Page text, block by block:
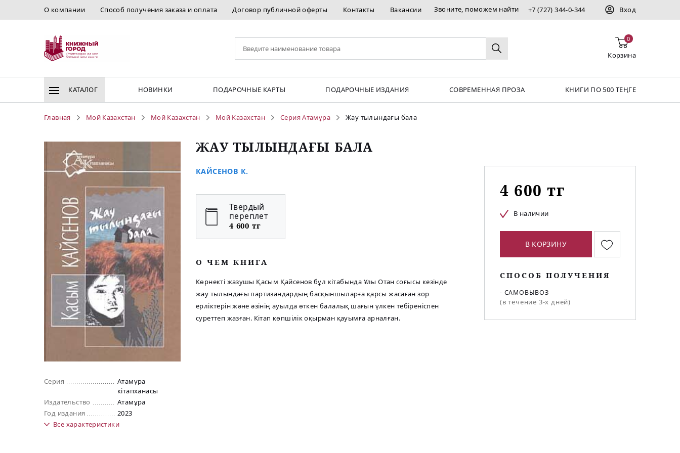
О компании Способ получения заказа и оплата Договор публичной оферты Контакты Вакансии Звоните, поможем найти +7 (727) 344-0-344 Вход
0
Корзина
КАТАЛОГ НОВИНКИ ПОДАРОЧНЫЕ КАРТЫ ПОДАРОЧНЫЕ ИЗДАНИЯ СОВРЕМЕННАЯ ПРОЗА КНИГИ ПО 500 ТЕҢГЕ
Главная Мой Казахстан Мой Казахстан Мой Казахстан Серия Атамұра Жау тылындағы бала
Серия
Атамұра
кiтапханасы
Издательство
Атамұра
Год издания
2023
Все характеристики
ЖАУ ТЫЛЫНДАҒЫ БАЛА
КАЙСЕНОВ К.
Твердый
переплет
4 600 тг
O ЧЕМ КНИГА
Көрнекті жазушы Қасым Қайсенов бұл кітабында Ұлы Отан соғысы кезінде
жау тылындағы партизандардың басқыншыларға қарсы жасаған зор
ерліктерін және әзінің ауылда өткен балалық шағын үлкен тебіреніспен
суреттеп жазған. Кітап көпшілік оқырман қауымға арналған.
4 600 тг
В наличии
В КОРЗИНУ
СПОСОБ ПОЛУЧЕНИЯ
- САМОВЫВОЗ
(в течение 3-х дней)